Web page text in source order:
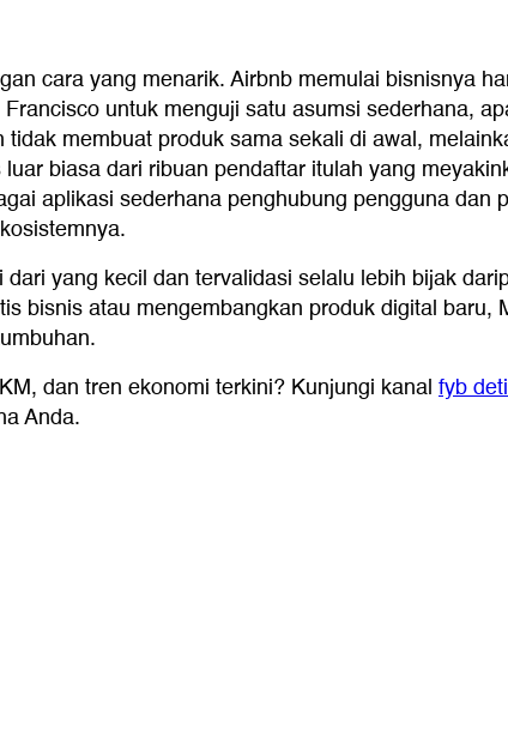
cara yang menarik. Airbnb memulai bisnisnya
untuk menguji satu asumsi sederhana,
membuat produk sama sekali di awal,
biasa dari ribuan pendaftar itulah yang
aplikasi sederhana penghubung pengguna dan
yang kecil dan tervalidasi selalu lebih bijak
bisnis atau mengembangkan produk digital baru,
dan tren ekonomi terkini? Kunjungi kanal fyb
Anda.